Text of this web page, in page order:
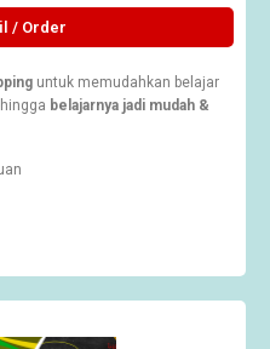
/ Order
untuk memudahkan belajar
belajarnya jadi mudah &